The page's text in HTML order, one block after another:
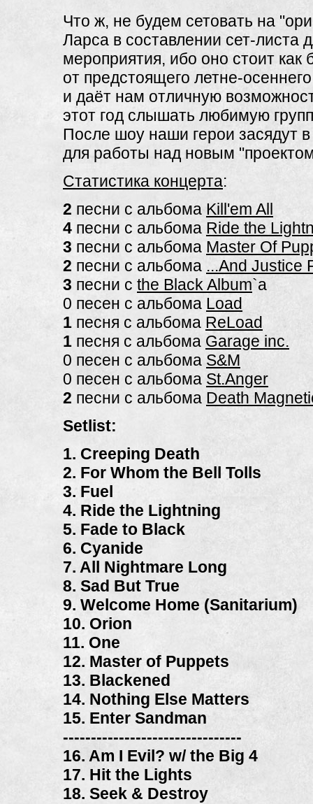
Что ж, не будем сетовать на
Ларса в составлении сет-листа
мероприятия, ибо оно стоит как
от предстоящего летне-
и даёт нам отличную
этот год слышать любимую
После шоу наши герои засядут
для работы над новым
Статистика концерта:
2 песни с альбома Kill'em All
4 песни с альбома Ride the
3 песни с альбома Master Of
2 песни с альбома ...And Justice
3 песни с the Black Album`a
0 песен с альбома Load
1 песня с альбома ReLoad
1 песня с альбома Garage inc.
0 песен с альбома S&M
0 песен с альбома St.Anger
2 песни с альбома Death
Setlist:
1. Creeping Death
2. For Whom the Bell Tolls
3. Fuel
4. Ride the Lightning
5. Fade to Black
6. Cyanide
7. All Nightmare Long
8. Sad But True
9. Welcome Home (Sanitarium)
10. Orion
11. One
12. Master of Puppets
13. Blackened
14. Nothing Else Matters
15. Enter Sandman
--------------------------------
16. Am I Evil? w/ the Big 4
17. Hit the Lights
18. Seek & Destroy